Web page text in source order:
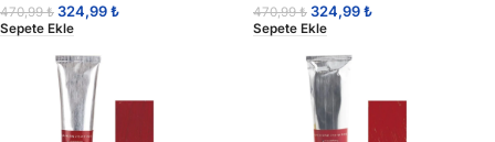
470,99₺ 324,99₺
Sepete Ekle
470,99₺ 324,99₺
Sepete Ekle